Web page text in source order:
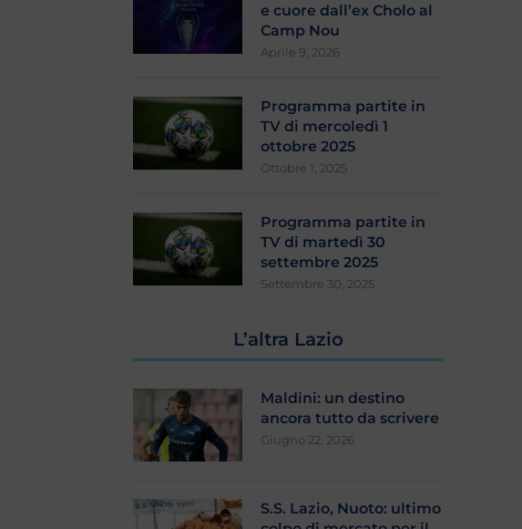
e cuore dall’ex Cholo al
Camp Nou
Aprile 9, 2026
Programma partite in
TV di mercoledì 1
ottobre 2025
Ottobre 1, 2025
Programma partite in
TV di martedì 30
settembre 2025
Settembre 30, 2025
L’altra Lazio
Maldini: un destino
ancora tutto da scrivere
Giugno 22, 2026
S.S. Lazio, Nuoto: ultimo